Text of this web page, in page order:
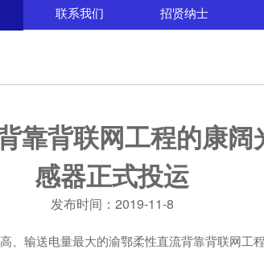
联系我们 招贤纳士
靠背联网工程的康
感器正式投运
发布时间：2019-11-8
、输送电量最大的渝鄂柔性直流背靠背联网工